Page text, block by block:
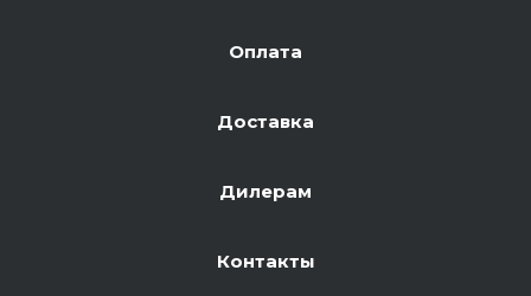
Оплата
Доставка
Дилерам
Контакты